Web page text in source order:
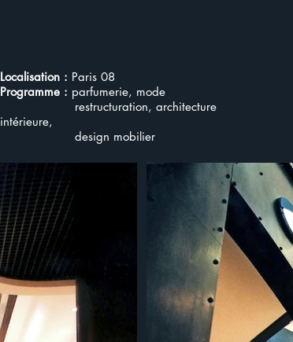
Localisation : Paris 08
Programme : parfumerie, mode
restructuration, architecture
intérieure,
design mobilier